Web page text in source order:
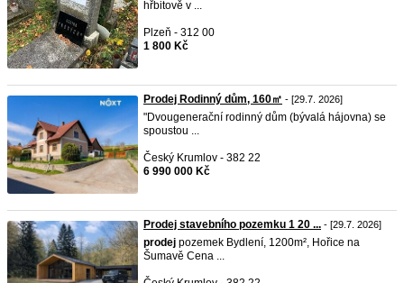
hřbitově v ...
Plzeň - 312 00
1 800 Kč
Prodej Rodinný dům, 160㎡ - [29.7. 2026]
"Dvougenerační rodinný dům (bývalá hájovna) se
spoustou ...
Český Krumlov - 382 22
6 990 000 Kč
Prodej stavebního pozemku 1 20 ... - [29.7. 2026]
prodej pozemek Bydlení, 1200m², Hořice na
Šumavě Cena ...